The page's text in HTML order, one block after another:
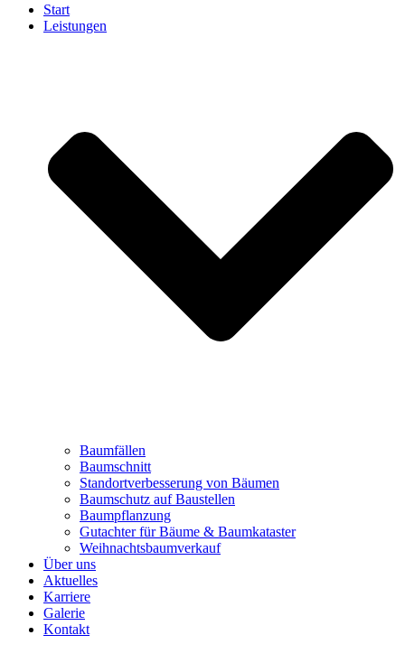
Start
Leistungen
Baumfällen
Baumschnitt
Standortverbesserung von Bäumen
Baumschutz auf Baustellen
Baumpflanzung
Gutachter für Bäume & Baumkataster
Weihnachtsbaumverkauf
Über uns
Aktuelles
Karriere
Galerie
Kontakt